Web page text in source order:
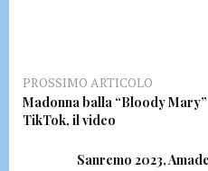
PROSSIMO ARTICOLO
Madonna balla “Bloody
TikTok, il video
Sanremo 2023,